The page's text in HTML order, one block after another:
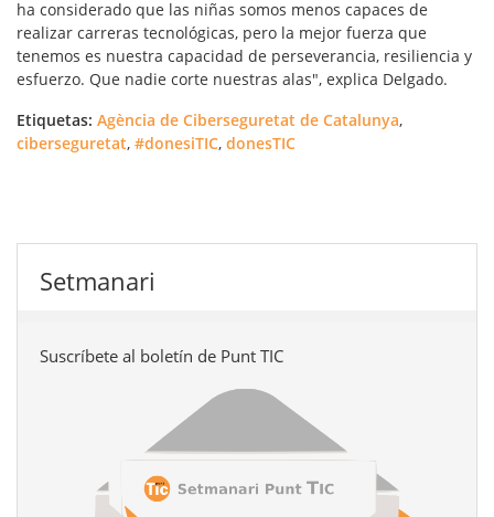
ha considerado que las niñas somos menos capaces de
realizar carreras tecnológicas, pero la mejor fuerza que
tenemos es nuestra capacidad de perseverancia, resiliencia y
esfuerzo. Que nadie corte nuestras alas", explica Delgado.
Etiquetas: Agència de Ciberseguretat de Catalunya,
ciberseguretat, #donesiTIC, donesTIC
Setmanari
Suscríbete al boletín de Punt TIC